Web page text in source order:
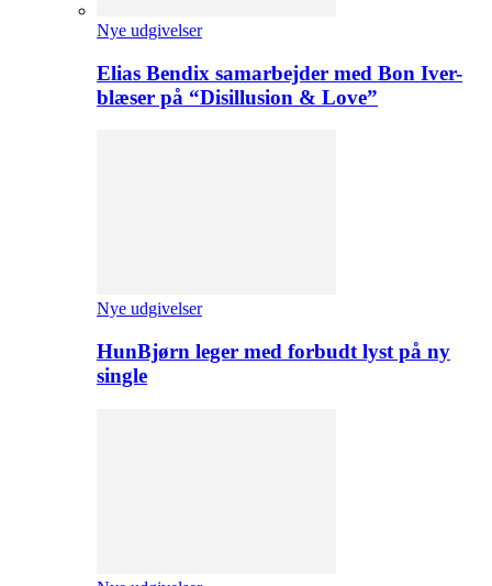
Nye udgivelser
Elias Bendix samarbejder med Bon Iver-
blæser på “Disillusion & Love”
Nye udgivelser
HunBjørn leger med forbudt lyst på ny
single